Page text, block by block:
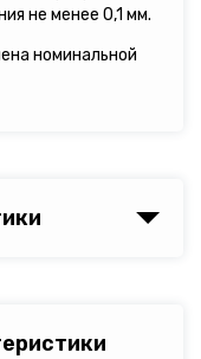
не менее 0,1 мм.
номинальной